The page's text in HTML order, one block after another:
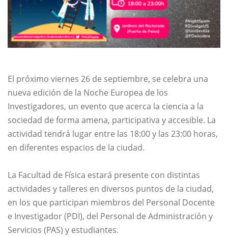
El próximo viernes 26 de septiembre, se celebra una
nueva edición de la Noche Europea de los
Investigadores, un evento que acerca la ciencia a la
sociedad de forma amena, participativa y accesible. La
actividad tendrá lugar entre las 18:00 y las 23:00 horas,
en diferentes espacios de la ciudad.
La Facultad de Física estará presente con distintas
actividades y talleres en diversos puntos de la ciudad,
en los que participan miembros del Personal Docente
e Investigador (PDI), del Personal de Administración y
Servicios (PAS) y estudiantes.